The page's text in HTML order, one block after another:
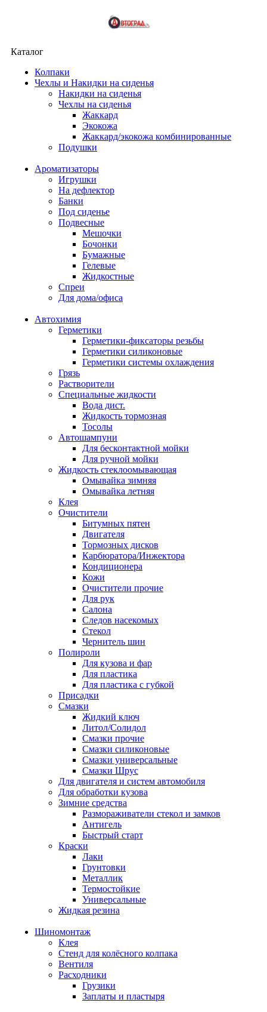
Каталог
Колпаки
Чехлы и Накидки на сиденья
Накидки на сиденья
Чехлы на сиденья
Жаккард
Экокожа
Жаккард/экокожа комбинированные
Подушки
Ароматизаторы
Игрушки
На дефлектор
Банки
Под сиденье
Подвесные
Мешочки
Бочонки
Бумажные
Гелевые
Жидкостные
Спреи
Для дома/офиса
Автохимия
Герметики
Герметики-фиксаторы резьбы
Герметики силиконовые
Герметики системы охлаждения
Грязь
Растворители
Специальные жидкости
Вода дист.
Жидкость тормозная
Тосолы
Автошампуни
Для бесконтактной мойки
Для ручной мойки
Жидкость стеклоомывающая
Омывайка зимняя
Омывайка летняя
Клея
Очистители
Битумных пятен
Двигателя
Тормозных дисков
Карбюратора/Инжектора
Кондиционера
Кожи
Очистители прочие
Для рук
Салона
Следов насекомых
Стекол
Чернитель шин
Полироли
Для кузова и фар
Для пластика
Для пластика с губкой
Присадки
Смазки
Жидкий ключ
Литол/Солидол
Смазки прочие
Смазки силиконовые
Смазки универсальные
Смазки Шрус
Для двигателя и систем автомобиля
Для обработки кузова
Зимние средства
Размораживатели стекол и замков
Антигель
Быстрый старт
Краски
Лаки
Грунтовки
Металлик
Термостойкие
Универсальные
Жидкая резина
Шиномонтаж
Клея
Стенд для колёсного колпака
Вентиля
Расходники
Грузики
Заплаты и пластыря